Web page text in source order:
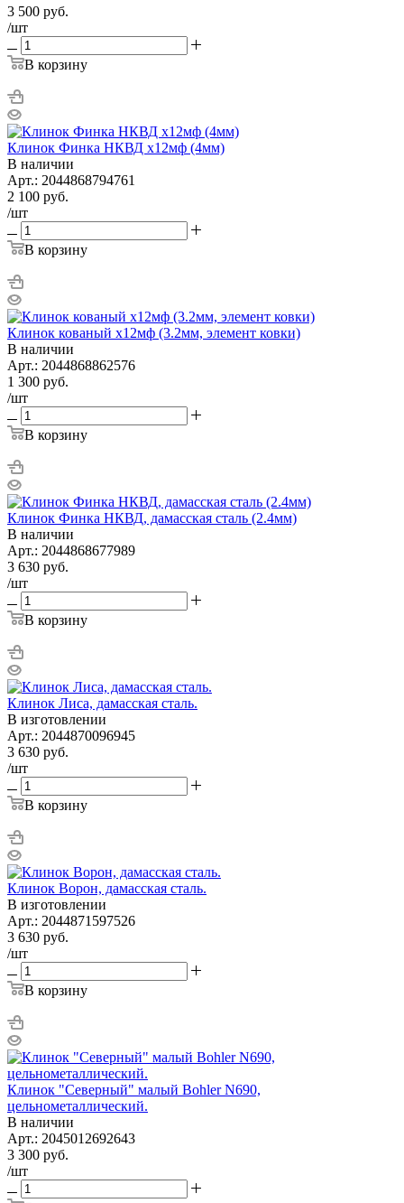
3 500 руб.
/шт
В корзину
Клинок Финка НКВД х12мф (4мм)
В наличии
Арт.: 2044868794761
2 100 руб.
/шт
В корзину
Клинок кованый х12мф (3.2мм, элемент ковки)
В наличии
Арт.: 2044868862576
1 300 руб.
/шт
В корзину
Клинок Финка НКВД, дамасская сталь (2.4мм)
В наличии
Арт.: 2044868677989
3 630 руб.
/шт
В корзину
Клинок Лиса, дамасская сталь.
В изготовлении
Арт.: 2044870096945
3 630 руб.
/шт
В корзину
Клинок Ворон, дамасская сталь.
В изготовлении
Арт.: 2044871597526
3 630 руб.
/шт
В корзину
Клинок "Северный" малый Bohler N690,
цельнометаллический.
В наличии
Арт.: 2045012692643
3 300 руб.
/шт